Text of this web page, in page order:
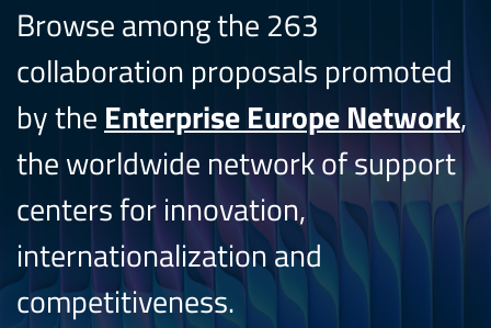
Browse among the 263
collaboration proposals promoted
by the Enterprise Europe Network,
the worldwide network of support
centers for innovation,
internationalization and
competitiveness.